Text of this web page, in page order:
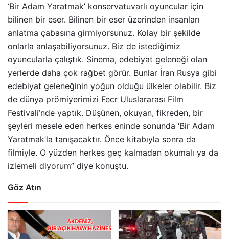
‘Bir Adam Yaratmak’ konservatuvarlı oyuncular için
bilinen bir eser. Bilinen bir eser üzerinden insanları
anlatma çabasına girmiyorsunuz. Kolay bir şekilde
onlarla anlaşabiliyorsunuz. Biz de istediğimiz
oyuncularla çalıştık. Sinema, edebiyat geleneği olan
yerlerde daha çok rağbet görür. Bunlar İran Rusya gibi
edebiyat geleneğinin yoğun olduğu ülkeler olabilir. Biz
de dünya prömiyerimizi Fecr Uluslararası Film
Festivali’nde yaptık. Düşünen, okuyan, fikreden, bir
şeyleri mesele eden herkes eninde sonunda ‘Bir Adam
Yaratmak’la tanışacaktır. Önce kitabıyla sonra da
filmiyle. O yüzden herkes geç kalmadan okumalı ya da
izlemeli diyorum” diye konuştu.
Göz Atın